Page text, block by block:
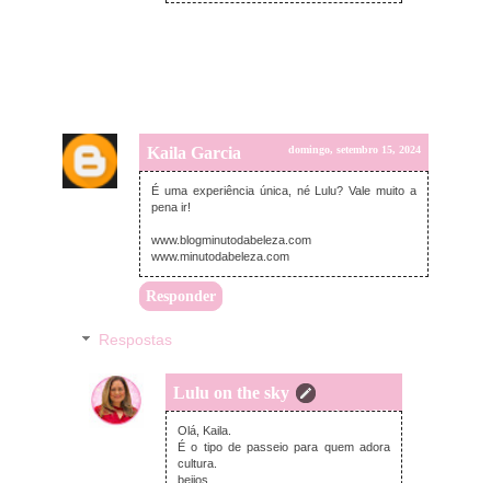
Kaila Garcia domingo, setembro 15, 2024
É uma experiência única, né Lulu? Vale muito a
pena ir!
www.blogminutodabeleza.com
www.minutodabeleza.com
Responder
Respostas
Lulu on the sky
domingo, setembro 22, 2024
Olá, Kaila.
É o tipo de passeio para quem adora
cultura.
beijos